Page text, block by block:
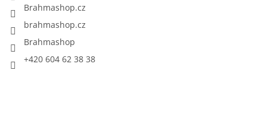
Brahmashop.cz
brahmashop.cz
Brahmashop
+420 604 62 38 38